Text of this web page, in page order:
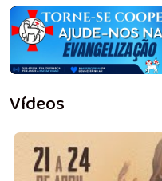
Vídeos